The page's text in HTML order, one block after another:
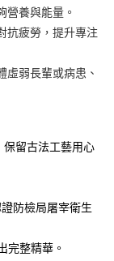
AFTEE先享後付」
。
可透過四大超商／
取消訂單，請聯絡
示為準，若有關於
「AFTEE先享後付
home
付」服務完成之交
關給付款項請求債
營養與能量。
抗疲勞，提升專注
虛弱長輩或病患、
保留古法工藝用心
防檢局屠宰衛生
完整精華。